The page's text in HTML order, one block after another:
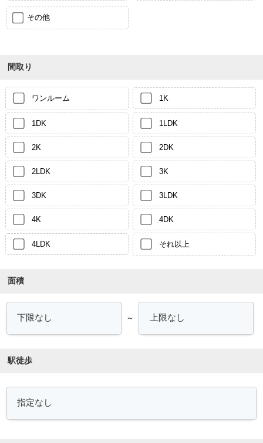
その他
間取り
ワンルーム 1K
1DK 1LDK
2K 2DK
2LDK 3K
3DK 3LDK
4K 4DK
4LDK それ以上
面積
～
駅徒歩